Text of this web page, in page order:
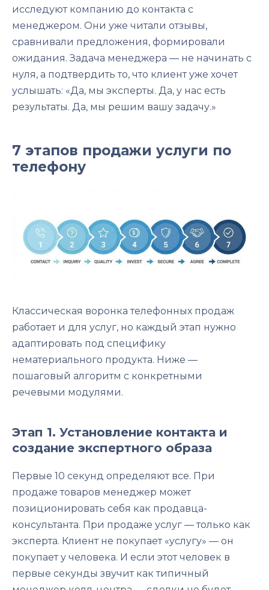
исследуют компанию до контакта с
менеджером. Они уже читали отзывы,
сравнивали предложения, формировали
ожидания. Задача менеджера — не начинать с
нуля, а подтвердить то, что клиент уже хочет
услышать: «Да, мы эксперты. Да, у нас есть
результаты. Да, мы решим вашу задачу.»
7 этапов продажи услуги по
телефону
Классическая воронка телефонных продаж
работает и для услуг, но каждый этап нужно
адаптировать под специфику
нематериального продукта. Ниже —
пошаговый алгоритм с конкретными
речевыми модулями.
Этап 1. Установление контакта и
создание экспертного образа
Первые 10 секунд определяют все. При
продаже товаров менеджер может
позиционировать себя как продавца-
консультанта. При продаже услуг — только как
эксперта. Клиент не покупает «услугу» — он
покупает у человека. И если этот человек в
первые секунды звучит как типичный